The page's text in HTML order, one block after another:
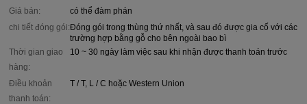
Giá bán:
có thể đàm phán
chi tiết đóng gói:Đóng gói trong thùng thứ nhất, và sau đó được gia cố với các
trường hợp bằng gỗ cho bên ngoài bao bì
Thời gian giao
hàng:
10 ~ 30 ngày làm việc sau khi nhận được thanh toán trước
Điều khoản
thanh toán:
T / T, L / C hoặc Western Union